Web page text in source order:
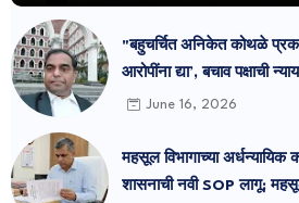
"बहुचर्चित अनिकेत कोथळे
आरोपींना द्या’, बचाव पक्षाची
प्रमोद सुतार
June 16, 2026
महसूल विभागाच्या
शासनाची नवी SOP लागू;